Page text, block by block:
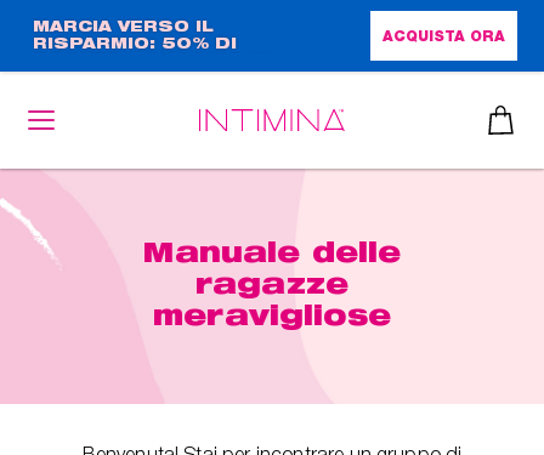
contenuto
principale
MARCIA VERSO IL
RISPARMIO: 50% DI
FORMATO COMPLETO!!
ACQUISTA ORA
Manuale delle
ragazze
meravigliose